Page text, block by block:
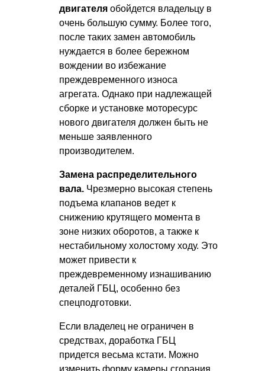
двигателя обойдется владельцу в
очень большую сумму. Более того,
после таких замен автомобиль
нуждается в более бережном
вождении во избежание
преждевременного износа
агрегата. Однако при надлежащей
сборке и установке моторесурс
нового двигателя должен быть не
меньше заявленного
производителем.
Замена распределительного
вала. Чрезмерно высокая степень
подъема клапанов ведет к
снижению крутящего момента в
зоне низких оборотов, а также к
нестабильному холостому ходу. Это
может привести к
преждевременному изнашиванию
деталей ГБЦ, особенно без
спецподготовки.
Если владелец не ограничен в
средствах, доработка ГБЦ
придется весьма кстати. Можно
изменить форму камеры сгорания,